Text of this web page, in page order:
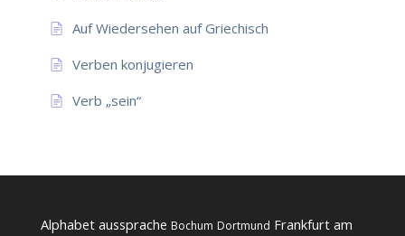
Auf Wiedersehen auf Griechisch
Verben konjugieren
Verb „sein“
Alphabet aussprache Bochum Dortmund Frankfurt am